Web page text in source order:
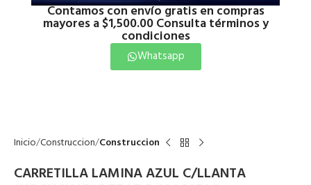
Contamos con envío gratis en compras
mayores a $1,500.00 Consulta términos y
condiciones
Whatsapp
Inicio Construccion Construccion
CARRETILLA LAMINA AZUL C/LLANTA